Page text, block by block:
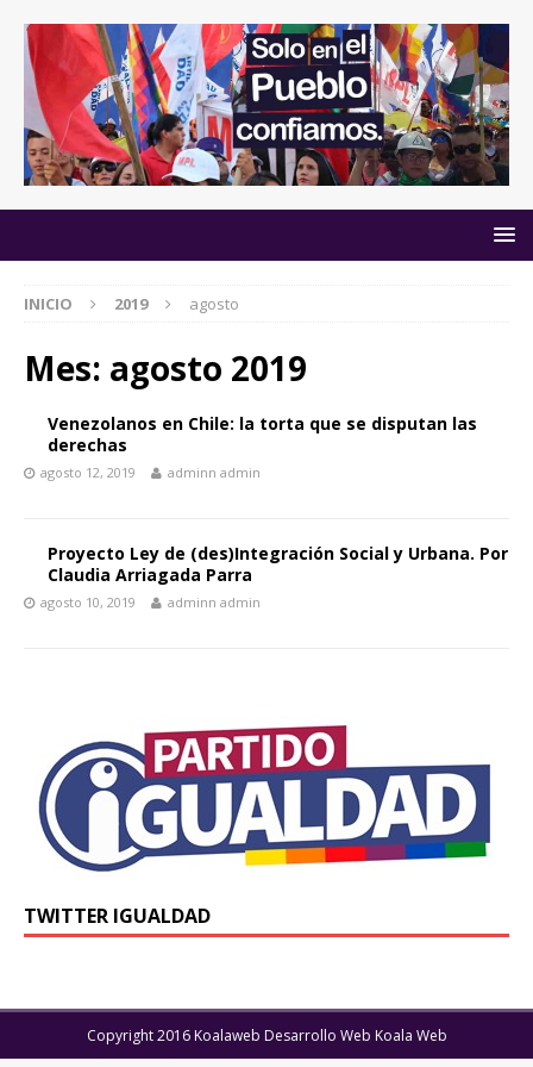
INICIO 2019 agosto
Mes: agosto 2019
Venezolanos en Chile: la torta que se disputan las
derechas
agosto 12, 2019 adminn admin
Proyecto Ley de (des)Integración Social y Urbana. Por
Claudia Arriagada Parra
agosto 10, 2019 adminn admin
TWITTER IGUALDAD
Copyright 2016 Koalaweb Desarrollo Web Koala Web